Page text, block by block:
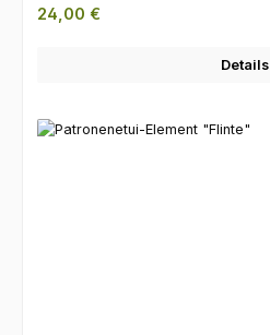
Regulärer Preis:
24,00 €
Details